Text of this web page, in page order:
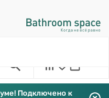
Подключено к